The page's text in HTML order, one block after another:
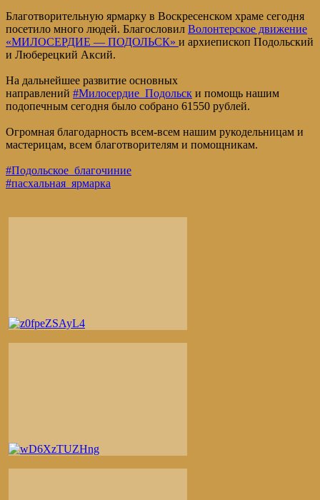
Благотворительную ярмарку в Воскресенском храме сегодня
посетило много людей. Благословил Волонтерское движение
«МИЛОСЕРДИЕ — ПОДОЛЬСК» и архиепископ Подольский
и Люберецкий Аксий.
На дальнейшее развитие основных
направлений #Милосердие_Подольск и помощь нашим
подопечным сегодня было собрано 61550 рублей.
Огромная благодарность всем-всем нашим рукодельницам и
мастерицам, всем благотворителям и помощникам.
#Подольское_благочиние
#пасхальная_ярмарка